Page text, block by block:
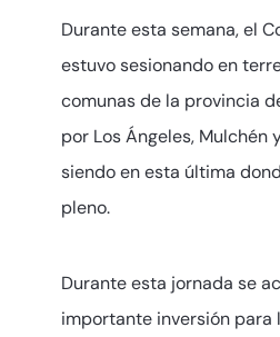
Durante esta semana, el
estuvo sesionando en
comunas de la provincia
por Los Ángeles, Mulchén
siendo en esta última
pleno.
Durante esta jornada se
importante inversión para